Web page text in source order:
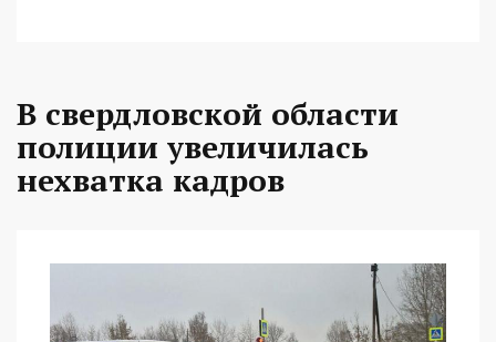
В свердловской области
полиции увеличилась
нехватка кадров